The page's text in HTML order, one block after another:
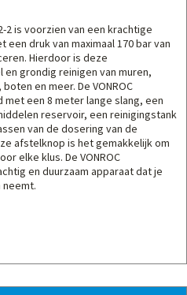
2 is voorzien van een krachtige
een druk van maximaal 170 bar van
Hierdoor is deze
grondig reinigen van muren,
en meer. De VONROC
een 8 meter lange slang, een
reservoir, een reinigingstank
van de dosering van de
afstelknop is het gemakkelijk om
elke klus. De VONROC
en duurzaam apparaat dat je
neemt.